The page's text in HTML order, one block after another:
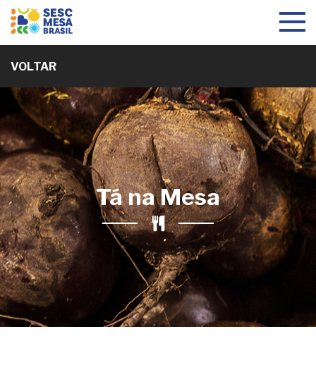
Toggle
VOLTAR
Tá na Mesa